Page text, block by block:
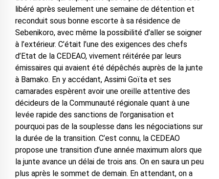
libéré après seulement une semaine de détention et
reconduit sous bonne escorte à sa résidence de
Sebenikoro, avec même la possibilité d’aller se soigner
à l’extérieur. C’était l’une des exigences des chefs
d’Etat de la CEDEAO, vivement réitérée par leurs
émissaires qui avaient été dépêchés auprès de la junte
à Bamako. En y accédant, Assimi Goïta et ses
camarades espèrent avoir une oreille attentive des
décideurs de la Communauté régionale quant à une
levée rapide des sanctions de l’organisation et
pourquoi pas de la souplesse dans les négociations sur
la durée de la transition. C’est connu, la CEDEAO
propose une transition d’une année maximum alors que
la junte avance un délai de trois ans. On en saura un peu
plus après le sommet de demain. En attendant, on a